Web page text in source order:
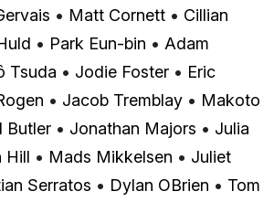
• Matt Cornett • Cillian
• Park Eun-bin • Adam
Tsuda • Jodie Foster • Eric
• Jacob Tremblay • Makoto
Butler • Jonathan Majors • Julia
Hill • Mads Mikkelsen • Juliet
Serratos • Dylan OBrien • Tom